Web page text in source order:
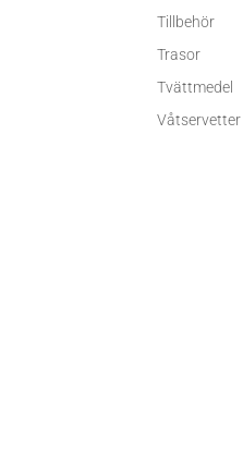
Tillbehör
Trasor
Tvättmedel
Våtservetter